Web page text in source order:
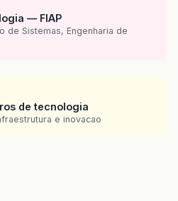
— FIAP
de Sistemas, Engenharia de
de tecnologia
e inovacao